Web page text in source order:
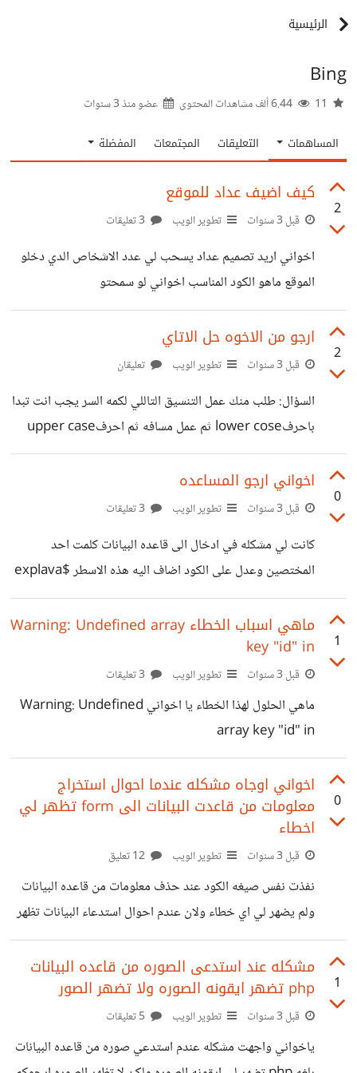
الرئيسية
Bing
عضو منذ3 سنوات
المساهمات التعليقات المجتمعات المفضلة
2
كيف اضيف عداد للموقع
قبل 3 سنوات تطوير الويب
اخواني اريد تصميم عداد يسحب لي عدد الاشخاص الدي دخلو
الموقع ماهو الكود المناسب اخواني لو سمحتو
2
ارجو من الاخوه حل الاتاي
قبل 3 سنوات تطوير الويب تعليقان
السؤال: طلب منك عمل التنسيق التاللي لكمه السر يجب انت تبدا
باحرفlower cose ثم عمل مسافه ثم احرفupper case
على الاقل من اربعه احرف الى سبعه احرف ومن ثم شرطه
ارقام فقط وعلى الاقل مسافتين ارجوكم اتمنا المساعده
0
اخواني ارجو المساعده
قبل 3 سنوات تطوير الويب
كانت لي مشكله في ادخال الى قاعده البيانات كلمت احد
المختصين وعدل على الكود اضاف اليه هذه الاسطر $explava
= explode('.', $itemimgName); $endava =
end($explava); $itemimgExten =
. '_' . $itemimgName; اريد انا اعرف وضيفتها في الكود لو
سمحتو هذا هو الكود كاملًا <?php include('configg.php');
if(isset($_POST['uploade'])){ $NAME =
$IMAGE = $_FILES['image']; // $image_location =
$_FILES['image']['tmp_name']; // $image_name =
$itemimgName = $_FILES['image']['name'];
$itemimgTmp = $_FILES['image']['tmp_name'];
$explava =
1
ماهي اسباب الخطاء Warning: Undefined array
key "id" in
قبل 3 سنوات تطوير الويب
ماهي الحلول لهذا الخطاء يا اخواني Warning: Undefined
array key "id" in
0
اخواني اوجاه مشكله عندما احوال استخراج
معلومات من قاعدت البيانات الى form تظهر لي
اخطاء
قبل 3 سنوات تطوير الويب
نفذت نفس صيغه الكود عند حذف معلومات من قاعده البيانات
ولم يضهر لي اي خطاء ولان عندم احوال استدعاء البيانات تظهر
لي اخطاء هذا هو الكود والاخطاء التي تظهر في المصتفح <?
php include('configg.php'); $ID=$_GET['id'];
$up=mysqli_query($con, "SELECT * FROM food
WHERE id=$ID");
$DATA=mysqli_fetch_array($up); ?> <!DOCTYPE
html> <html lang="en"> <head> <meta
1
مشكله عند استدعى الصوره من قاعده البيانات
php تضهر ايقونه الصوره ولا تضهر الصور
قبل 3 سنوات تطوير الويب
ياخواني واجهت مشكله عندم استدعي صوره من قاعده البيانات